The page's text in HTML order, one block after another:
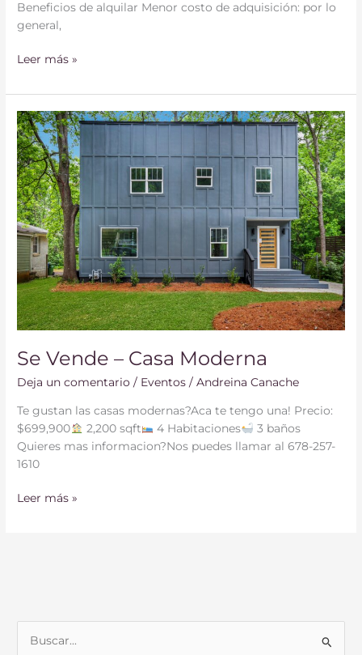
Beneficios de alquilar Menor costo de adquisición: por lo
general,
Leer más »
Se Vende – Casa Moderna
Deja un comentario / Eventos /Andreina Canache
Te gustan las casas modernas?Aca te tengo una! Precio:
$699,900
2,200 sqft 4 Habitaciones
3 baños
Quieres mas informacion?Nos puedes llamar al 678-257-
1610
Se
Vende
–
Casa
Moderna
Leer más »